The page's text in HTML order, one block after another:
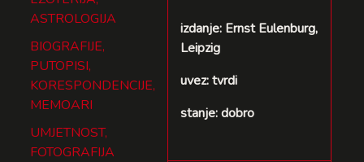
ASTROLOGIJA
BIOGRAFIJE,
PUTOPISI,
KORESPONDENCIJE,
MEMOARI
UMJETNOST,
FOTOGRAFIJA
izdanje: Ernst Eulenburg,
Leipzig
uvez: tvrdi
stanje: dobro